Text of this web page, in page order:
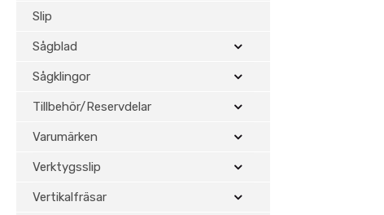
Slip
Sågblad
Sågklingor
Tillbehör/Reservdelar
Varumärken
Verktygsslip
Vertikalfräsar